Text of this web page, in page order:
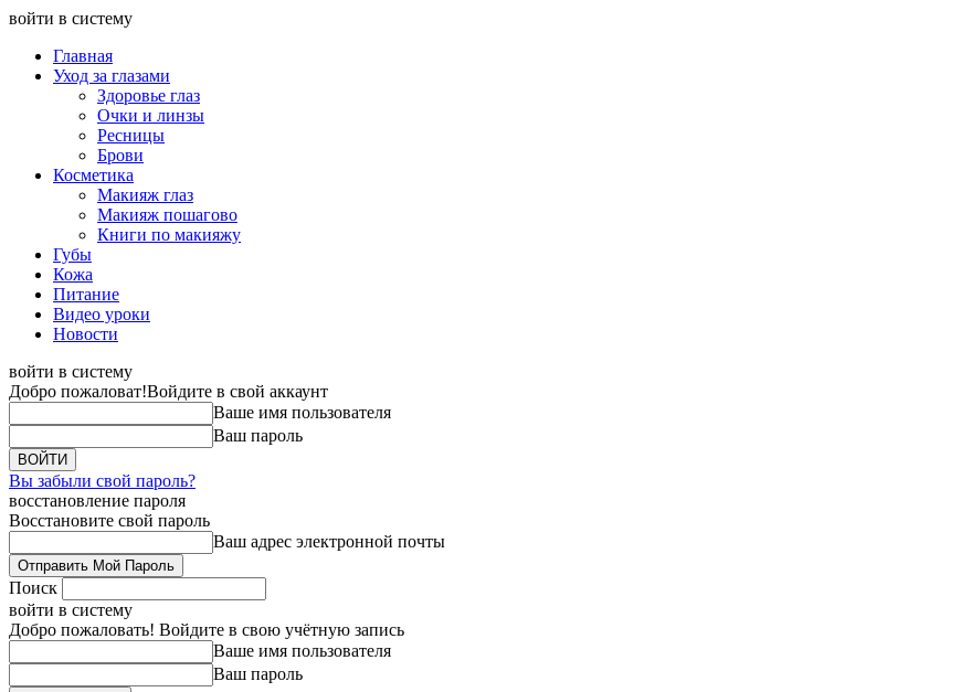
войти в систему
Главная
Уход за глазами
Здоровье глаз
Очки и линзы
Ресницы
Брови
Косметика
Макияж глаз
Макияж пошагово
Книги по макияжу
Губы
Кожа
Питание
Видео уроки
Новости
войти в систему
Добро пожаловат!Войдите в свой аккаунт
Ваше имя пользователя
Ваш пароль
Вы забыли свой пароль?
восстановление пароля
Восстановите свой пароль
Ваш адрес электронной почты
Поиск
войти в систему
Добро пожаловать! Войдите в свою учётную запись
Ваше имя пользователя
Ваш пароль